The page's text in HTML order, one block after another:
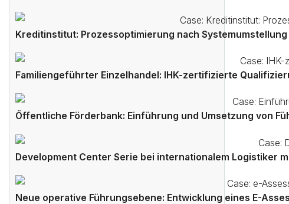
Kreditinstitut: Prozessoptimierung nach Systemumstellung
Familiengeführter Einzelhandel: IHK-zertifizierte
Öffentliche Förderbank: Einführung und Umsetzung von
Development Center Serie bei internationalem Logistiker
Neue operative Führungsebene: Entwicklung eines E-